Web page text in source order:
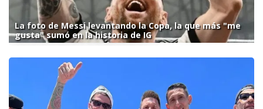
La foto de Messi levantando la Copa, la que más "me
gusta" sumó en la historia de IG